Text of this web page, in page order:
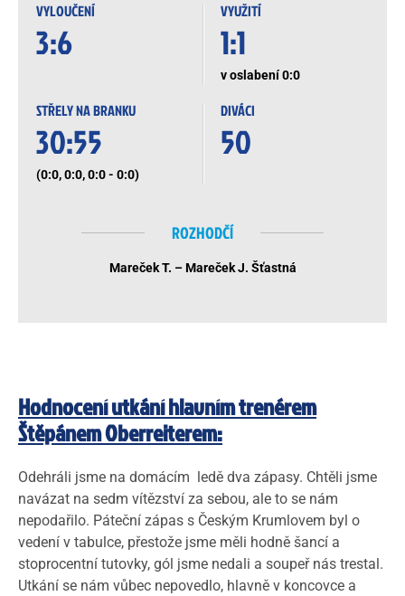
VYLOUČENÍ
3:6
VYUŽITÍ
1:1
v oslabení 0:0
STŘELY NA BRANKU
30:55
(0:0, 0:0, 0:0 - 0:0)
DIVÁCI
50
ROZHODČÍ
Mareček T. – Mareček J. Šťastná
Hodnocení utkání hlavním trenérem
Štěpánem Oberreiterem:
Odehráli jsme na domácím ledě dva zápasy. Chtěli jsme
navázat na sedm vítězství za sebou, ale to se nám
nepodařilo. Páteční zápas s Českým Krumlovem byl o
vedení v tabulce, přestože jsme měli hodně šancí a
stoprocentní tutovky, gól jsme nedali a soupeř nás trestal.
Utkání se nám vůbec nepovedlo, hlavně v koncovce a